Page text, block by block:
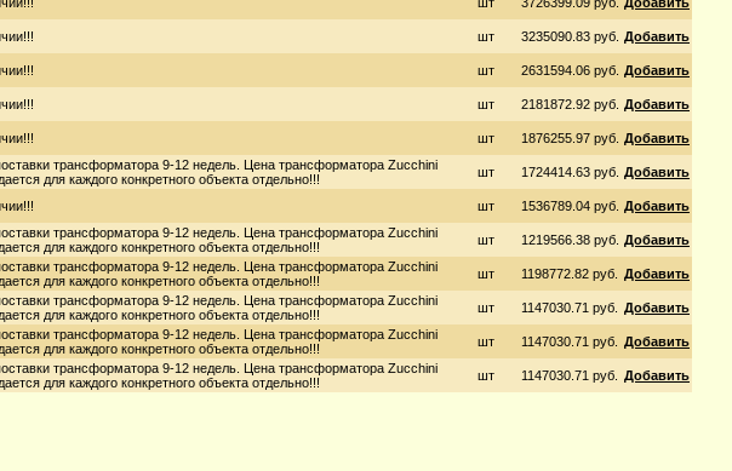
шт 3235090.83 руб. Добавить
шт 2631594.06 руб. Добавить
шт 2181872.92 руб. Добавить
шт 1876255.97 руб. Добавить
трансформатора 9-12 недель. Цена трансформатора Zucchini
для каждого конкретного объекта отдельно!!!
шт 1724414.63 руб. Добавить
шт 1536789.04 руб. Добавить
трансформатора 9-12 недель. Цена трансформатора Zucchini
для каждого конкретного объекта отдельно!!!
шт 1219566.38 руб. Добавить
трансформатора 9-12 недель. Цена трансформатора Zucchini
для каждого конкретного объекта отдельно!!!
шт 1198772.82 руб. Добавить
трансформатора 9-12 недель. Цена трансформатора Zucchini
для каждого конкретного объекта отдельно!!!
шт 1147030.71 руб. Добавить
трансформатора 9-12 недель. Цена трансформатора Zucchini
для каждого конкретного объекта отдельно!!!
шт 1147030.71 руб. Добавить
трансформатора 9-12 недель. Цена трансформатора Zucchini
для каждого конкретного объекта отдельно!!!
шт 1147030.71 руб. Добавить